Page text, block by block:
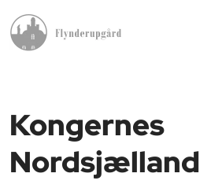
Kongernes
Nordsjælland